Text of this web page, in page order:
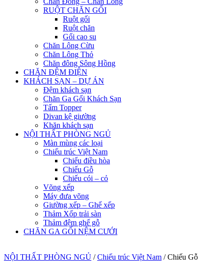
RUỘT CHĂN GỐI
Ruột gối
Ruột chăn
Gối cao su
Chăn Lông Cừu
Chăn Lông Thỏ
Chăn đông Sông Hồng
CHĂN ĐỆM ĐIỆN
KHÁCH SẠN – DỰ ÁN
Đệm khách sạn
Chăn Ga Gối Khách Sạn
Tấm Topper
Divan kệ giường
Khăn khách sạn
NỘI THẤT PHÒNG NGỦ
Màn mùng các loại
Chiếu trúc Việt Nam
Chiếu điều hòa
Chiếu Gỗ
Chiếu cói – cỏ
Võng xếp
Máy đưa võng
Giường xếp – Ghế xếp
Thảm Xốp trải sàn
Thảm đệm ghế gỗ
CHĂN GA GỐI NỆM CƯỚI
NỘI THẤT PHÒNG NGỦ / Chiếu trúc Việt Nam /Chiếu Gỗ